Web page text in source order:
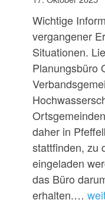
Wichtige
vergangener
Situationen.
Planungsbüro
daher in
stattfinden, zu
eingeladen
das Büro
erhalten.…